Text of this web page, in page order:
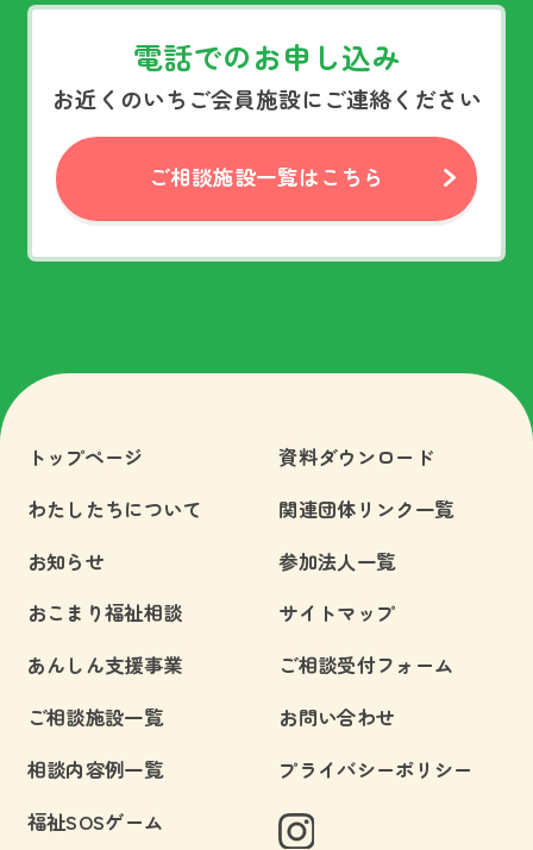
電話でのお申し込み
お近くのいちご会員施設にご連絡ください
ご相談施設一覧はこちら
トップページ
わたしたちについて
お知らせ
おこまり福祉相談
あんしん支援事業
ご相談施設一覧
相談内容例一覧
福祉SOSゲーム
資料ダウンロード
関連団体リンク一覧
参加法人一覧
サイトマップ
ご相談受付フォーム
お問い合わせ
プライバシーポリシー